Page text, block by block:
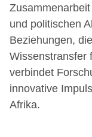
und politischen
Beziehungen,
Wissenstransfer
verbindet
innovative
Afrika.